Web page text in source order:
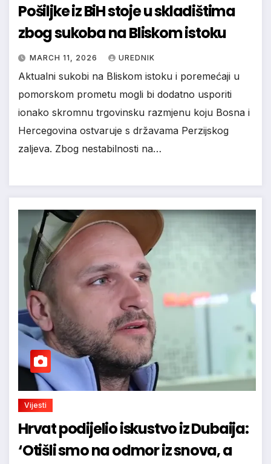
Pošiljke iz BiH stoje u skladištima
zbog sukoba na Bliskom istoku
MARCH 11, 2026 UREDNIK
Aktualni sukobi na Bliskom istoku i poremećaji u
pomorskom prometu mogli bi dodatno usporiti
ionako skromnu trgovinsku razmjenu koju Bosna i
Hercegovina ostvaruje s državama Perzijskog
zaljeva. Zbog nestabilnosti na…
Vijesti
Hrvat podijelio iskustvo iz Dubaija:
‘Otišli smo na odmor iz snova, a